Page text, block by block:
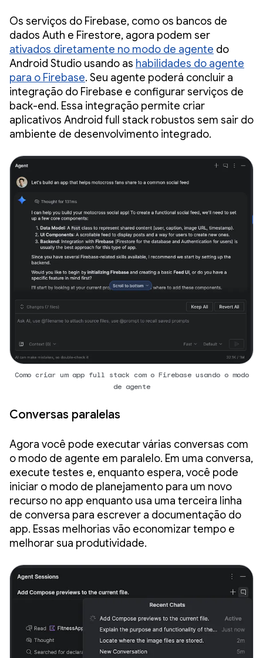
Os serviços do Firebase, como os bancos de
dados Auth e Firestore, agora podem ser
ativados diretamente no modo de agente do
Android Studio usando as habilidades do agente
para o Firebase. Seu agente poderá concluir a
integração do Firebase e configurar serviços de
back-end. Essa integração permite criar
aplicativos Android full stack robustos sem sair do
ambiente de desenvolvimento integrado.
Como criar um app full stack com o Firebase usando o modo
de agente
Conversas paralelas
Agora você pode executar várias conversas com
o modo de agente em paralelo. Em uma conversa,
execute testes e, enquanto espera, você pode
iniciar o modo de planejamento para um novo
recurso no app enquanto usa uma terceira linha
de conversa para escrever a documentação do
app. Essas melhorias vão economizar tempo e
melhorar sua produtividade.